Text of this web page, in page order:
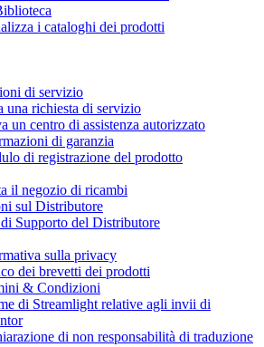
i cataloghi dei prodotti
di servizio
una richiesta di servizio
un centro di assistenza autorizzato
di garanzia
di registrazione del prodotto
il negozio di ricambi
sul Distributore
Supporto del Distributore
sulla privacy
dei brevetti dei prodotti
& Condizioni
di Streamlight relative agli invii di
di non responsabilità di traduzione